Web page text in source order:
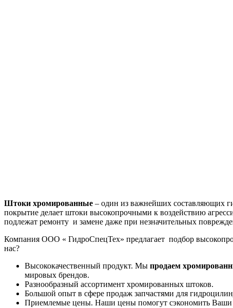
Штоки хромированные – один из важнейших составляющих
покрытие делает штоки высокопрочными к воздействию
подлежат ремонту и замене даже при незначительных
Компания ООО « ГидроСпецТех» предлагает подбор
нас?
Высококачественный продукт. Мы продаем
мировых брендов.
Разнообразный ассортимент хромированных штоков.
Большой опыт в сфере продаж запчастями для
Приемлемые цены. Наши цены помогут сэкономить Ваши